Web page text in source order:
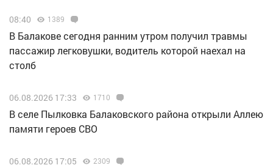
08:40 1389
В Балакове сегодня ранним утром получил травмы
пассажир легковушки, водитель которой наехал на
столб
06.08.2026 17:33 1710
В селе Пылковка Балаковского района открыли Аллею
памяти героев СВО
06.08.2026 17:05 2309